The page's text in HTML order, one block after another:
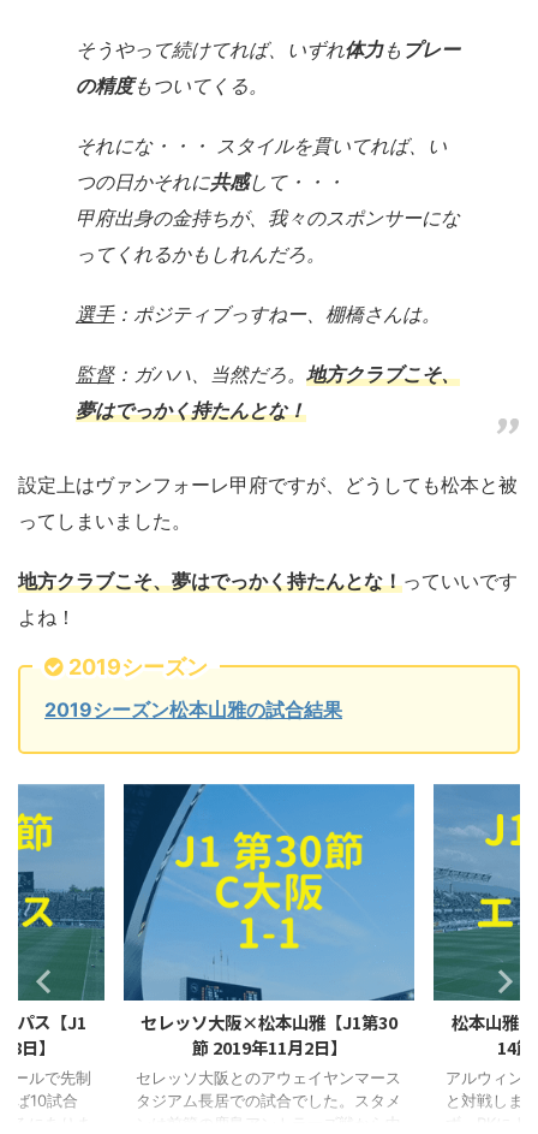
そうやって続けてれば、いずれ体力も プレー
の精度もついてくる。
それにな・・・ スタイルを貫いてれば、い
つの日かそれに共感して・・・
甲府出身の金持ちが、我々のスポンサーにな
ってくれるかもしれんだろ。
選手：ポジティブっすねー、棚橋さんは。
監督：ガハハ、当然だろ。 地方クラブこそ、
夢はでっかく持たんとな！
設定上はヴァンフォーレ甲府ですが、どうしても松本と被
ってしまいました。
地方クラブこそ、夢はでっかく持たんとな！っていいです
よね！
2019シーズン
2019シーズン松本山雅の試合結果
パス【J1
日】
ールで先制
ば10試合
セレッソ大阪×松本山雅【J1第30
節 2019年11月2日】
セレッソ大阪とのアウェイヤンマース
タジアム長居での試合でした。スタメ
ンは前節の鹿島アントラーズ戦から中
松本山雅×
14
アルウィン
と対戦しま